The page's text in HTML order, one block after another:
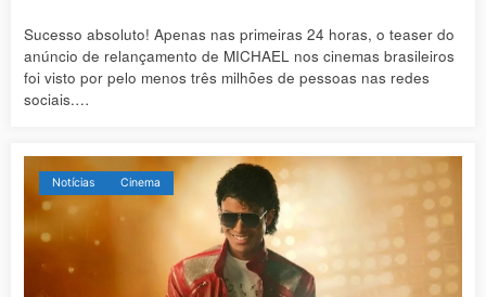
Sucesso absoluto! Apenas nas primeiras 24 horas, o teaser do
anúncio de relançamento de MICHAEL nos cinemas brasileiros
foi visto por pelo menos três milhões de pessoas nas redes
sociais.…
Notícias Cinema